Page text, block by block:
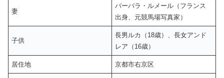
妻
バーバラ・ルメール（フランス
出身、元競馬場写真家）
子供
長男ルカ（18歳）、長女アンド
レア（16歳）
居住地 京都市右京区